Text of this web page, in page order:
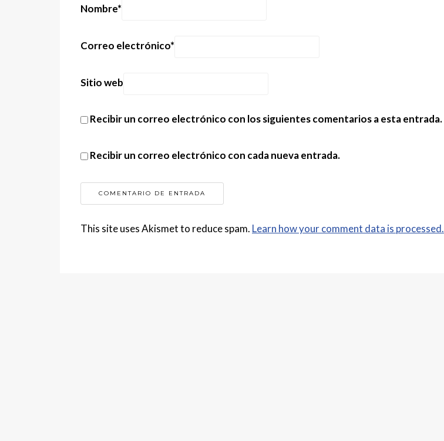
Nombre*
Correo electrónico*
Sitio web
Recibir un correo electrónico con los siguientes comentarios a esta entrada.
Recibir un correo electrónico con cada nueva entrada.
This site uses Akismet to reduce spam. Learn how your comment data is processed.